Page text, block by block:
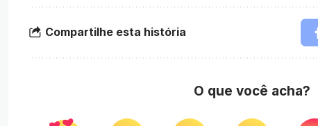
Compartilhe esta história
O que você acha?